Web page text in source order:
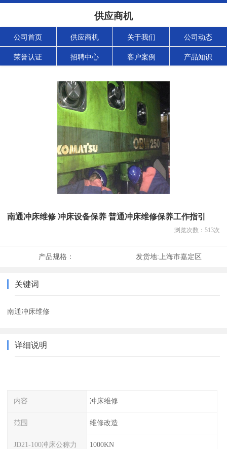
供应商机
公司首页 供应商机 关于我们 公司动态
荣誉认证 招聘中心 客户案例 产品知识
南通冲床维修 冲床设备保养 普通冲床维修保养工作指引
浏览次数： 513次
产品规格： 发货地: 上海市嘉定区
关键词
南通冲床维修
详细说明
内容 冲床维修
范围 维修改造
JD21-100冲床公称力 1000KN